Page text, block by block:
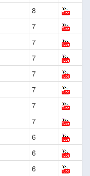
8
7
7
7
7
7
7
7
6
6
6